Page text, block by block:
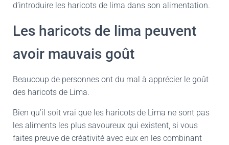
d’introduire les haricots de lima dans son alimentation.
Les haricots de lima peuvent
avoir mauvais goût
Beaucoup de personnes ont du mal à apprécier le goût
des haricots de Lima.
Bien qu’il soit vrai que les haricots de Lima ne sont pas
les aliments les plus savoureux qui existent, si vous
faites preuve de créativité avec eux en les combinant